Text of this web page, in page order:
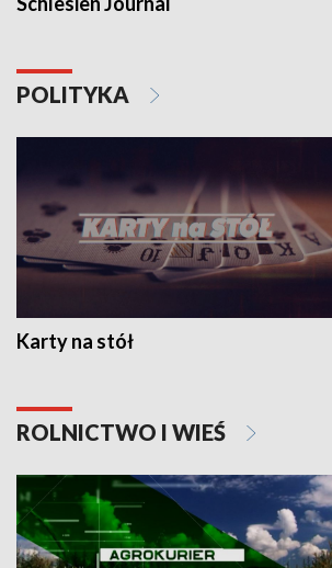
POLITYKA
Karty na stół
ROLNICTWO I WIEŚ